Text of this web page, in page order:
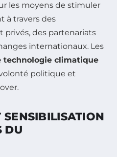
les moyens de stimuler
à travers des
des partenariats
internationaux. Les
technologie climatique
politique et
SENSIBILISATION
DU